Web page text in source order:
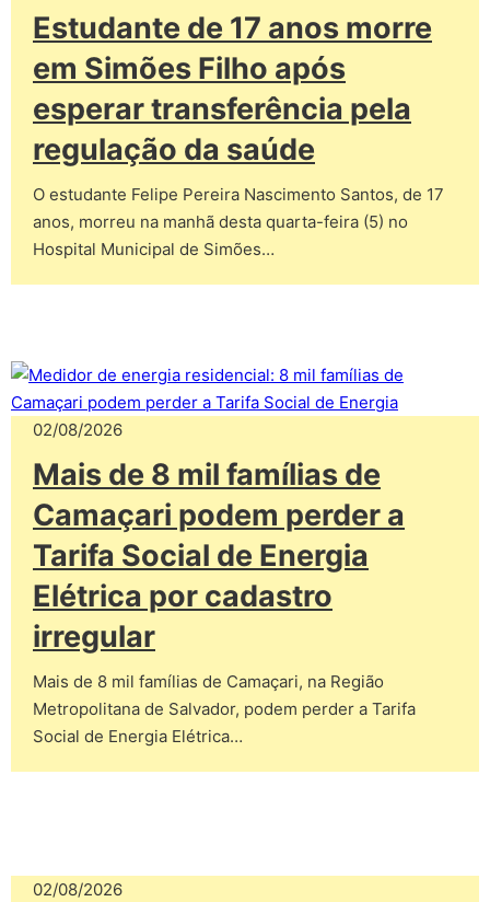
Estudante de 17 anos morre
em Simões Filho após
esperar transferência pela
regulação da saúde
O estudante Felipe Pereira Nascimento Santos, de 17
anos, morreu na manhã desta quarta-feira (5) no
Hospital Municipal de Simões…
02/08/2026
Mais de 8 mil famílias de
Camaçari podem perder a
Tarifa Social de Energia
Elétrica por cadastro
irregular
Mais de 8 mil famílias de Camaçari, na Região
Metropolitana de Salvador, podem perder a Tarifa
Social de Energia Elétrica…
02/08/2026